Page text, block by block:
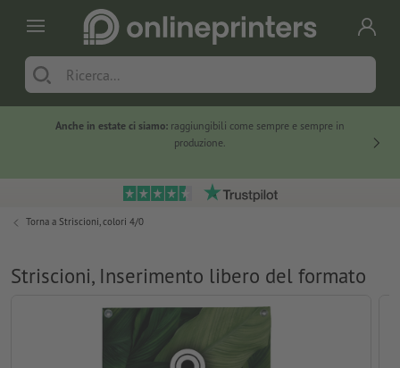
Anche in estate ci siamo: raggiungibili come sempre e sempre in
produzione.
Torna a Striscioni, colori 4/0
Striscioni, Inserimento libero del formato